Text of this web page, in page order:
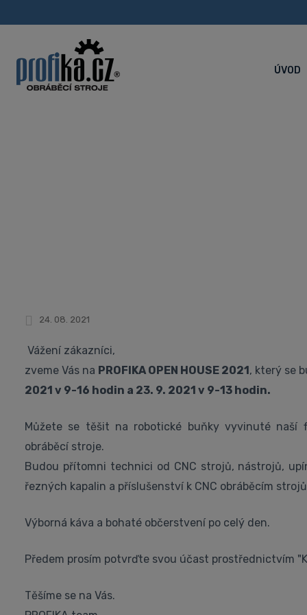
ÚVOD
24. 08. 2021
Vážení zákazníci,
zveme Vás na PROFIKA OPEN HOUSE 2021, který se
2021 v 9-16 hodin a 23. 9. 2021 v 9-13 hodin.
Můžete se těšit na robotické buňky vyvinuté naší
obráběcí stroje.
Budou přítomni technici od CNC strojů, nástrojů,
řezných kapalin a příslušenství k CNC obráběcím
Výborná káva a bohaté občerstvení po celý den.
Předem prosím potvrďte svou účast prostřednictvím
Těšíme se na Vás.